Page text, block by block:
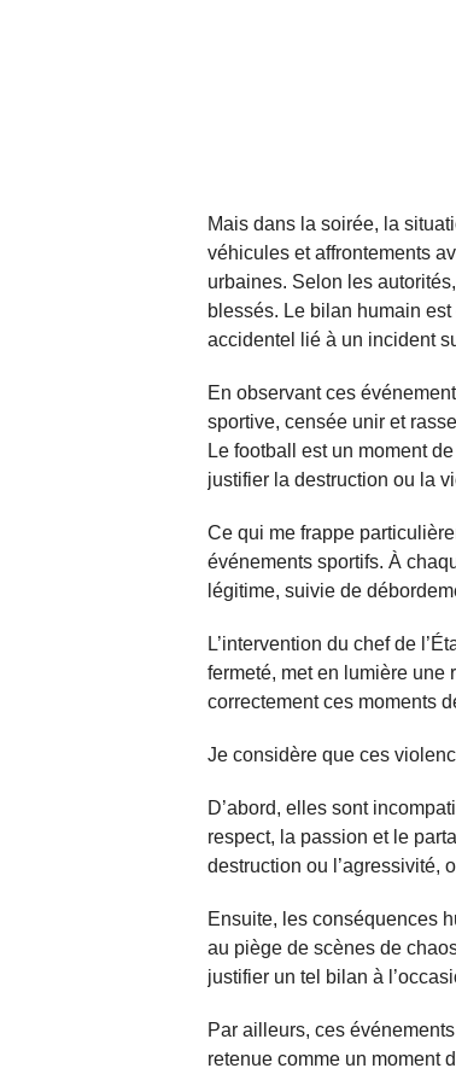
Mais dans la soirée, la
véhicules et affrontements
urbaines. Selon les
blessés. Le bilan humain
accidentel lié à un incident
En observant ces
sportive, censée unir et
Le football est un moment
justifier la destruction ou la
Ce qui me frappe
événements sportifs. À
légitime, suivie de
L’intervention du chef de
fermeté, met en lumière une
correctement ces moments
Je considère que ces
D’abord, elles sont
respect, la passion et le
destruction ou l’agressivité,
Ensuite, les conséquences
au piège de scènes de
justifier un tel bilan à
Par ailleurs, ces
retenue comme un moment